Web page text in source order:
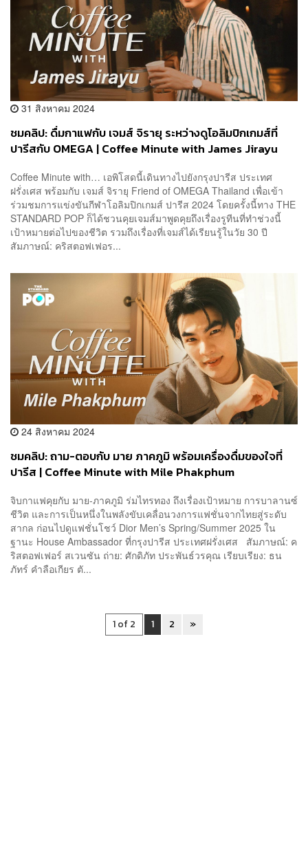
31 สิงหาคม 2024
ชมคลิป: ดื่มกาแฟกับ เจมส์ จิรายุ ระหว่างดูโอลิมปิกเกมส์ที่
ปารีสกับ OMEGA | Coffee Minute with James Jirayu
Coffee Minute with… เอพิโสดนี้เดินทางไปยังกรุงปารีส ประเทศ
ฝรั่งเศส พร้อมกับ เจมส์ จิรายุ Friend of OMEGA Thailand เพื่อเข้า
ร่วมชมการแข่งขันกีฬาโอลิมปิกเกมส์ ปารีส 2024 โดยครั้งนี้ทาง THE
STANDARD POP ก็ได้ชวนคุยเจมส์มาพูดคุยถึงเรื่องรูทีนที่ทำช่วงนี้
เป้าหมายต่อไปของชีวิต รวมถึงเรื่องที่เจมส์ได้เรียนรู้ในวัย 30 ปี
สัมภาษณ์: คริสตอฟเฟอร...
24 สิงหาคม 2024
ชมคลิป: ถาม-ตอบกับ มาย ภาคภูมิ พร้อมเครื่องดื่มของใจที่
ปารีส | Coffee Minute with Mile Phakphum
จิบกาแฟคุยกับ มาย-ภาคภูมิ ร่มไทรทอง ถึงเรื่องเป้าหมาย การบาลานซ์
ชีวิต และการเป็นหนึ่งในพลังขับเคลื่อนวงการแฟชั่นจากไทยสู่ระดับ
สากล ก่อนไปดูแฟชั่นโชว์ Dior Men’s Spring/Summer 2025 ใน
ฐานะ House Ambassador ที่กรุงปารีส ประเทศฝรั่งเศส สัมภาษณ์: ค
ริสตอฟเฟอร์ สเวนซัน ถ่าย: ศักดิภัท ประพันธ์วรคุณ เรียบเรียง: ธน
ภัทร์ คำลือเกียร ตั...
1 of 2 1 2 »